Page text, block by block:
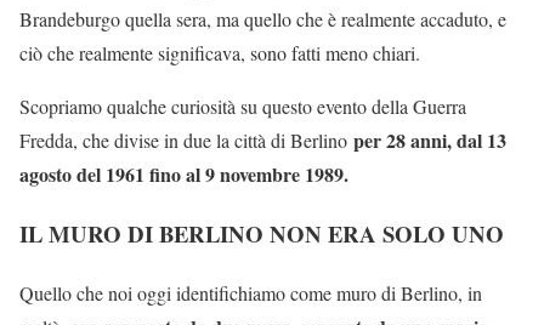
Brandeburgo quella sera, ma quello che è realmente accaduto, e
ciò che realmente significava, sono fatti meno chiari.
Scopriamo qualche curiosità su questo evento della Guerra
Fredda, che divise in due la città di Berlino per 28 anni, dal 13
agosto del 1961 fino al 9 novembre 1989.
IL MURO DI BERLINO NON ERA SOLO UNO
Quello che noi oggi identifichiamo come muro di Berlino, in